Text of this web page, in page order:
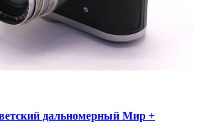
дальномерный Мир +